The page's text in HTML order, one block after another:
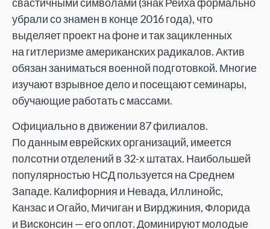
убрали со знамен в конце 2016 года), что
выделяет проект на фоне и так зацикленных
на гитлеризме американских радикалов. Актив
обязан заниматься военной подготовкой. Многие
изучают взрывное дело и посещают семинары,
обучающие работать с массами.
Официально в движении 87 филиалов.
По данным еврейских организаций, имеется
полсотни отделений в 32-х штатах. Наибольшей
популярностью НСД пользуется на Среднем
Западе. Калифорния и Невада, Иллинойс,
Канзас и Огайо, Мичиган и Вирджиния, Флорида
и Висконсин — его оплот. Доминируют молодые